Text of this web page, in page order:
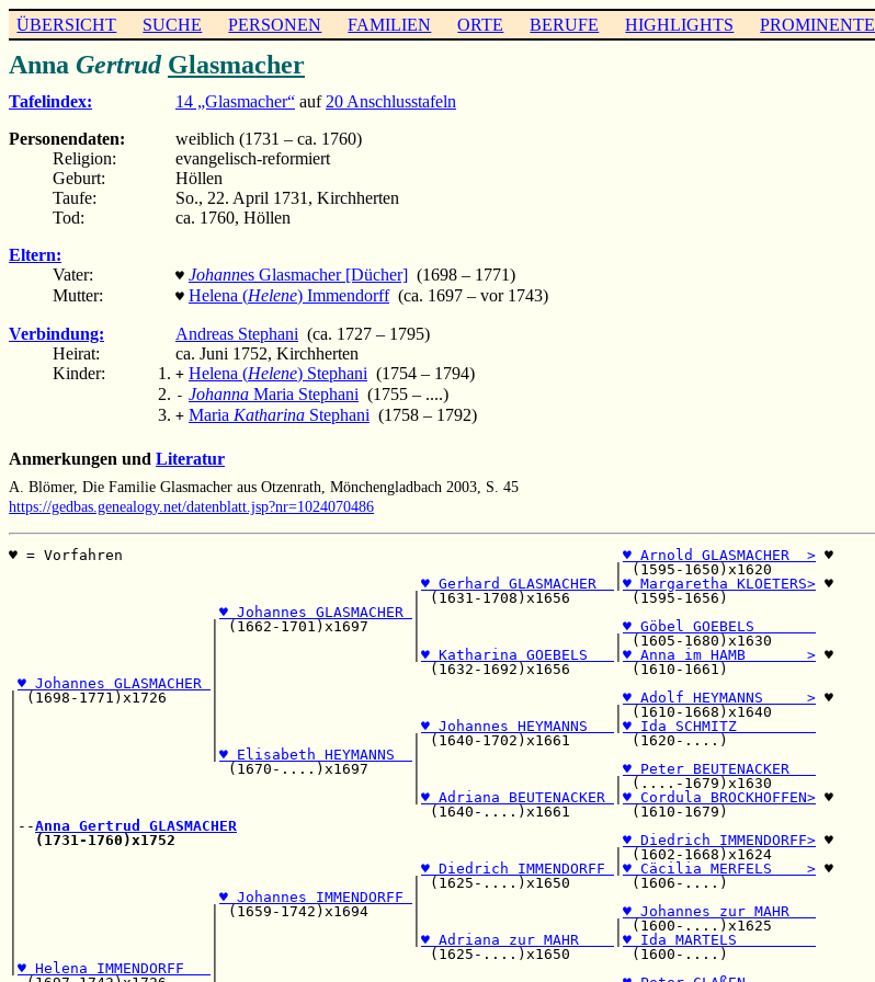
ÜBERSICHT SUCHE PERSONEN FAMILIEN ORTE BERUFE HIGHLIGHTS PROMINENTE
Anna Gertrud Glasmacher
Tafelindex: 14 „Glasmacher“ auf 20 Anschlusstafeln
Personendaten:
weiblich (1731 – ca. 1760)
Religion:
evangelisch-reformiert
Geburt:
Höllen
Taufe:
So., 22. April 1731, Kirchherten
Tod:
ca. 1760, Höllen
Eltern:
Vater:
♥ Johannes Glasmacher [Dücher] (1698 – 1771)
Mutter:
♥ Helena (Helene) Immendorff(ca. 1697 – vor 1743)
Verbindung: Andreas Stephani (ca. 1727 – 1795)
Heirat:
ca. Juni 1752, Kirchherten
Kinder:
+ Helena (Helene) Stephani (1754 – 1794)
- Johanna Maria Stephani (1755 – ....)
+ Maria Katharina Stephani (1758 – 1792)
Anmerkungen und Literatur
A. Blömer, Die Familie Glasmacher aus Otzenrath, Mönchengladbach 2003, S. 45
https://gedbas.genealogy.net/datenblatt.jsp?nr=1024070486
♥ = Vorfahren ♥ Arnold GLASMACHER  > ♥
                                                                     | (1595-1650)x1620
♥ Gerhard GLASMACHER
♥ Margaretha KLOETERS> ♥
                                              | (1631-1708)x1656       (1595-1656)
♥ Johannes GLASMACHER
                       | (1662-1701)x1697     |
♥ Göbel GOEBELS
                       |                      |                      | (1605-1680)x1630
♥ Katharina GOEBELS ♥ Anna im HAMB       > ♥
                       |                        (1632-1692)x1656       (1610-1661)
♥ Johannes GLASMACHER
| (1698-1771)x1726     | ♥ Adolf HEYMANNS     > ♥
|                      |                                             | (1610-1668)x1640
♥ Johannes HEYMANNS
♥ Ida SCHMITZ
|                      |                      | (1640-1702)x1661       (1620-....)
♥ Elisabeth HEYMANNS
|                        (1670-....)x1697     | ♥ Peter BEUTENACKER
|                                             |                      | (....-1679)x1630
♥ Adriana BEUTENACKER ♥ Cordula BROCKHOFFEN> ♥
|                                               (1640-....)x1661       (1610-1679)
|--Anna Gertrud GLASMACHER
(1731-1760)x1752 ♥ Diedrich IMMENDORFF> ♥
|                                                                    | (1602-1668)x1624
♥ Diedrich IMMENDORFF ♥ Cäcilia MERFELS    > ♥
|                                             | (1625-....)x1650       (1606-....)
♥ Johannes IMMENDORFF
|                      | (1659-1742)x1694     | ♥ Johannes zur MAHR
|                      |                      |                      | (1600-....)x1625
♥ Adriana zur MAHR
♥ Ida MARTELS
|                      |                        (1625-....)x1650       (1600-....)
♥ Helena IMMENDORFF